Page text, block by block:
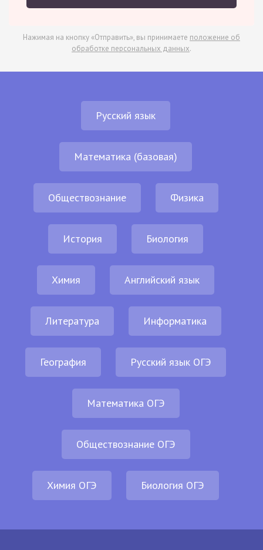
Нажимая на кнопку «Отправить», вы принимаете положение об
обработке персональных данных.
Русский язык
Математика (базовая)
Обществознание Физика
История Биология
Химия Английский язык
Литература Информатика
География Русский язык ОГЭ
Математика ОГЭ
Обществознание ОГЭ
Химия ОГЭ Биология ОГЭ